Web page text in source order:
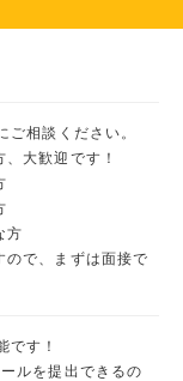
相談ください。
大歓迎です！
方
ので、まずは面接で
です！
ルを提出できるの